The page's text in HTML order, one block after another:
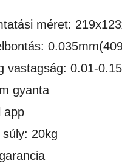
méret:
vastagság: 0.01-
gyanta
app
súly: 20kg